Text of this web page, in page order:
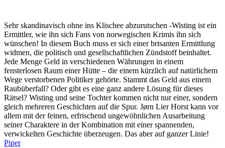
Sehr skandinavisch ohne ins Klischee abzurutschen -Wisting ist ein
Ermittler, wie ihn sich Fans von norwegischen Krimis ihn sich
wünschen! In diesem Buch muss er sich einer brisanten Ermittlung
widmen, die politisch und gesellschaftlichen Zündstoff beinhaltet.
Jede Menge Geld in verschiedenen Währungen in einem
fensterlosen Raum einer Hütte – die einem kürzlich auf natürlichem
Wege verstorbenen Politiker gehörte. Stammt das Geld aus einem
Raubüberfall? Oder gibt es eine ganz andere Lösung für dieses
Rätsel? Wisting und seine Tochter kommen nicht nur einer, sondern
gleich mehreren Geschichten auf die Spur. Jørn Lier Horst kann vor
allem mit der feinen, erfrischend ungewöhnlichen Ausarbeitung
seiner Charaktere in der Kombination mit einer spannenden,
verwickelten Geschichte überzeugen. Das aber auf ganzer Linie!
Piper